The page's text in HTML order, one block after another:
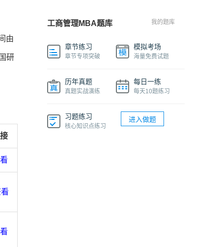
由
研
工商管理MBA题库 我的题库
章节练习
章节专项突破
模拟考场
海量免费试题
历年真题
真题实战演练
每日一练
每天10题练习
习题练习
核心知识点练习
进入做题